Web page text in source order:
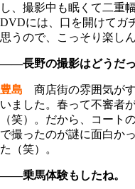
し、撮影中も眠くて二重
DVDには、口を開けてガ
思うので、こっそり楽し
――長野の撮影はどうだ
豊島 商店街の雰囲気が
いました。春って不審者
（笑）。だから、コート
で撮ったのが謎に面白か
た（笑）。
――乗馬体験もしたね。